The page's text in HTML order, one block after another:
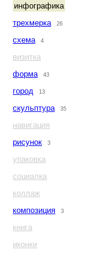
инфографика
трехмерка
26
схема 4
визитка
форма
43
город 13
скульптура 35
навигация
рисунок
3
упаковка
социалка
коллаж
композиция
3
книга
иконки